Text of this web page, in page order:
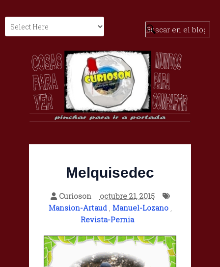
Melquisedec
Curioson
octubre 21, 2015
Mansion-Artaud, Manuel-Lozano,
Revista-Pernia